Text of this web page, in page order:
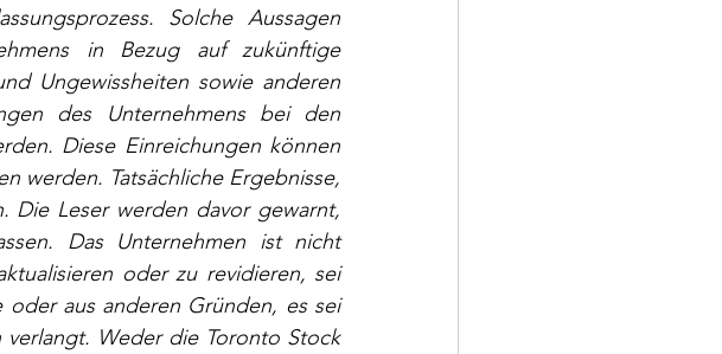
Solche Aussagen
in Bezug auf zukünftige
Ungewissheiten sowie anderen
des Unternehmens bei den
Diese Einreichungen können
werden. Tatsächliche Ergebnisse,
Die Leser werden davor gewarnt,
Das Unternehmen ist nicht
oder zu revidieren, sei
aus anderen Gründen, es sei
Weder die Toronto Stock